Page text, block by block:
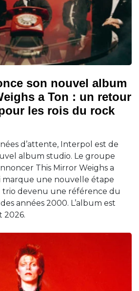
son nouvel album
a Ton : un retour
les rois du rock
d’attente, Interpol est de
album studio. Le groupe
This Mirror Weighs a
marque une nouvelle étape
trio devenu une référence du
années 2000. L’album est
2026.